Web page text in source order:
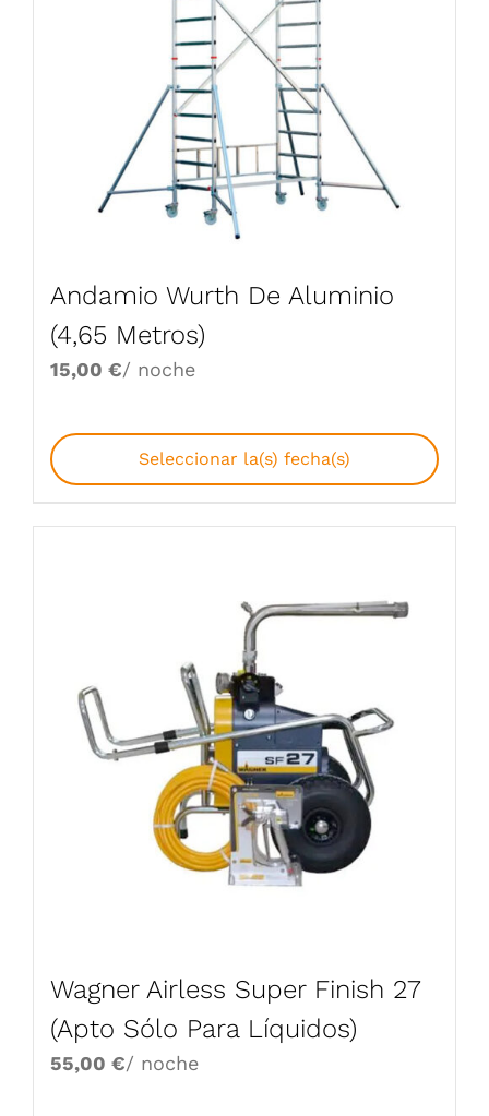
Andamio Wurth De Aluminio
(4,65 Metros)
15,00 €/ noche
Seleccionar la(s) fecha(s)
Wagner Airless Super Finish 27
(Apto Sólo Para Líquidos)
55,00 €/ noche